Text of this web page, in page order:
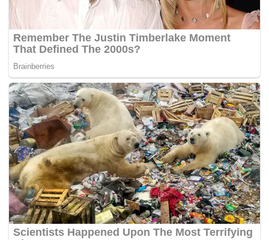
Wahai pengundi-pengundi Johor. .
Akan datang kepada kamu Barisan Nasional, Perikatan
Nasional dan parti-parti bersama yang lain.
Janganlah kamu berasa gerun dan gentar kerana mereka
adalah makhluk Allah jua.
Bila diberi RM100, mintalah RM500.
Bila diberi kopi dan teh, mintalah milo, susu dan beras
untuk keperluan selama sebulan.
Namun, apabila diminta untuk mengundi mereka, jawablah
dengan lidah yang fasih dan terang.
Kami tetap akan undi Harapan. – MYNEWSHUB
Sumber Info/Rakaman Video/Foto: Akaun
Media Sosial Shamsul Iskandar Mohd Akin